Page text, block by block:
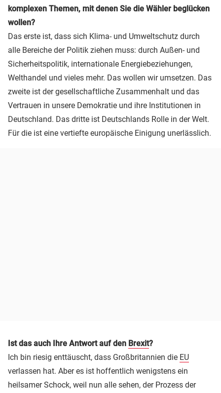
komplexen Themen, mit denen Sie die Wähler beglücken
wollen?
Das erste ist, dass sich Klima- und Umweltschutz durch
alle Bereiche der Politik ziehen muss: durch Außen- und
Sicherheitspolitik, internationale Energiebeziehungen,
Welthandel und vieles mehr. Das wollen wir umsetzen. Das
zweite ist der gesellschaftliche Zusammenhalt und das
Vertrauen in unsere Demokratie und ihre Institutionen in
Deutschland. Das dritte ist Deutschlands Rolle in der Welt.
Für die ist eine vertiefte europäische Einigung unerlässlich.
Ist das auch Ihre Antwort auf den Brexit?
Ich bin riesig enttäuscht, dass Großbritannien die EU
verlassen hat. Aber es ist hoffentlich wenigstens ein
heilsamer Schock, weil nun alle sehen, der Prozess der